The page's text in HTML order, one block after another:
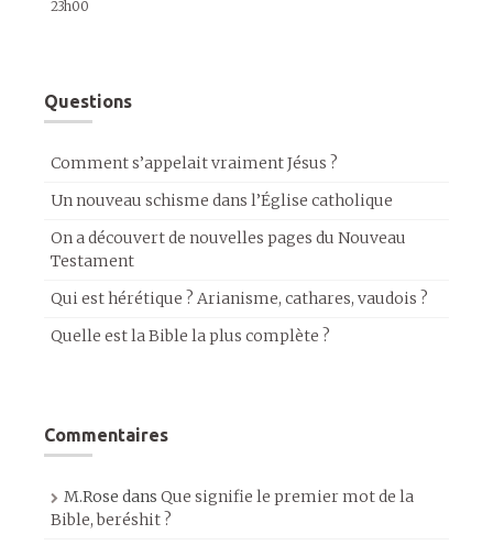
23h00
Questions
Comment s’appelait vraiment Jésus ?
Un nouveau schisme dans l’Église catholique
On a découvert de nouvelles pages du Nouveau
Testament
Qui est hérétique ? Arianisme, cathares, vaudois ?
Quelle est la Bible la plus complète ?
Commentaires
M.Rose dans Que signifie le premier mot de la
Bible, beréshit ?